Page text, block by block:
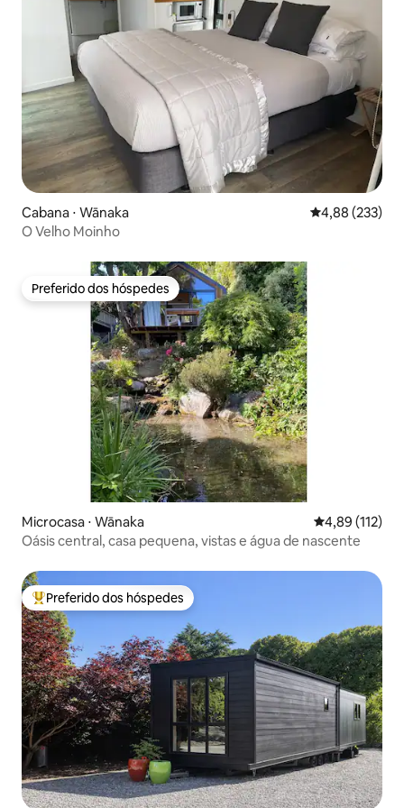
Cabana ⋅ Wānaka 4,88 de uma
4,88 (233)
O Velho Moinho
Preferido dos hóspedes
Preferido dos hóspedes
Microcasa ⋅ Wānaka 4,89 de uma
4,89 (112)
Oásis central, casa pequena, vistas e água de nascente
Entre os melhores preferidos dos hóspedes
Preferido dos hóspedes